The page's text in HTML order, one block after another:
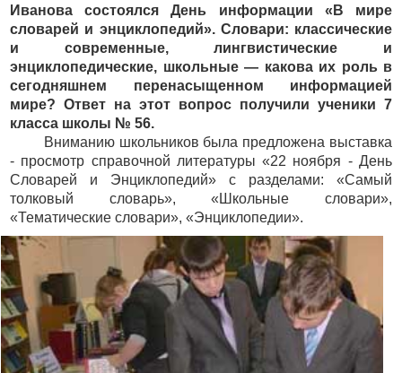
Иванова состоялся День информации «В мире
словарей и энциклопедий». Словари: классические
и современные, лингвистические и
энциклопедические, школьные — какова их роль в
сегодняшнем перенасыщенном информацией
мире? Ответ на этот вопрос получили ученики 7
класса школы № 56.
Вниманию школьников была предложена выставка
- просмотр справочной литературы «22 ноября - День
Словарей и Энциклопедий» с разделами: «Самый
толковый словарь», «Школьные словари»,
«Тематические словари», «Энциклопедии».